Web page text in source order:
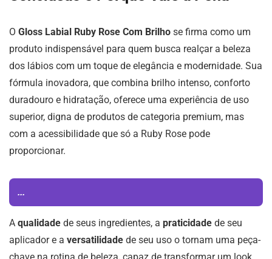
O Gloss Labial Ruby Rose Com Brilho se firma como um
produto indispensável para quem busca realçar a beleza
dos lábios com um toque de elegância e modernidade. Sua
fórmula inovadora, que combina brilho intenso, conforto
duradouro e hidratação, oferece uma experiência de uso
superior, digna de produtos de categoria premium, mas
com a acessibilidade que só a Ruby Rose pode
proporcionar.
...
A qualidade de seus ingredientes, a praticidade de seu
aplicador e a versatilidade de seu uso o tornam uma peça-